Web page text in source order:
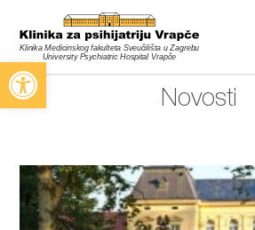
Open toolbar
Novosti